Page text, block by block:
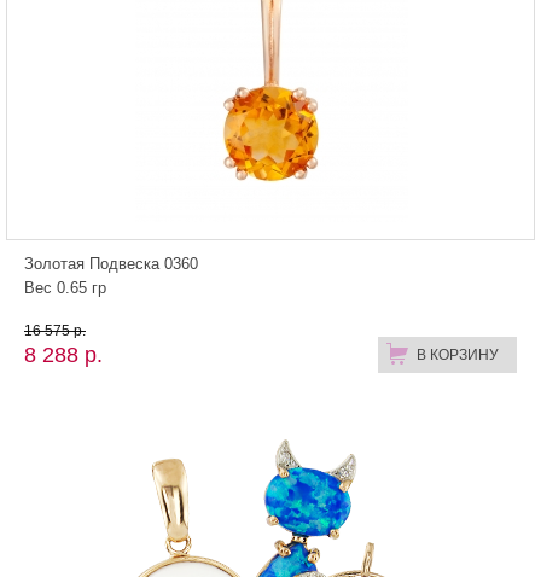
Золотая Подвеска 0360
Вес 0.65 гр
8 288 р. В КОРЗИНУ
16 575 р.